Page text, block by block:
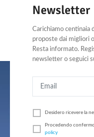
Newsletter
Carichiamo centinaia
proposte dai migliori
Resta informato.
newsletter o seguici
Desidero ricevere la
Procedendo
policy